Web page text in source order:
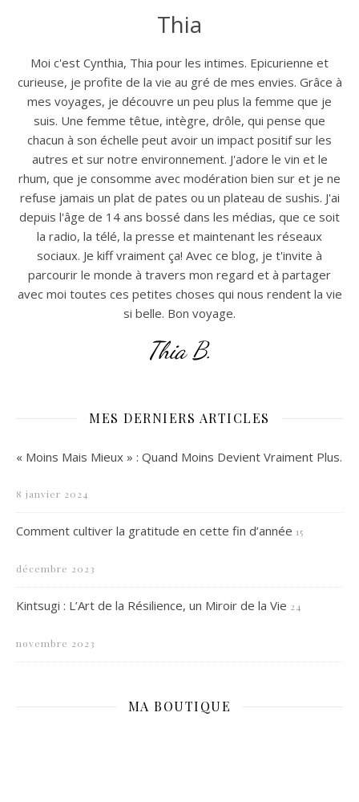
Thia
Moi c'est Cynthia, Thia pour les intimes. Epicurienne et
curieuse, je profite de la vie au gré de mes envies. Grâce à
mes voyages, je découvre un peu plus la femme que je
suis. Une femme têtue, intègre, drôle, qui pense que
chacun à son échelle peut avoir un impact positif sur les
autres et sur notre environnement. J'adore le vin et le
rhum, que je consomme avec modération bien sur et je ne
refuse jamais un plat de pates ou un plateau de sushis. J'ai
depuis l'âge de 14 ans bossé dans les médias, que ce soit
la radio, la télé, la presse et maintenant les réseaux
sociaux. Je kiff vraiment ça! Avec ce blog, je t'invite à
parcourir le monde à travers mon regard et à partager
avec moi toutes ces petites choses qui nous rendent la vie
si belle. Bon voyage.
Thia B.
MES DERNIERS ARTICLES
« Moins Mais Mieux » : Quand Moins Devient Vraiment Plus.
8 janvier 2024
Comment cultiver la gratitude en cette fin d’année 15
décembre 2023
Kintsugi : L’Art de la Résilience, un Miroir de la Vie 24
novembre 2023
MA BOUTIQUE